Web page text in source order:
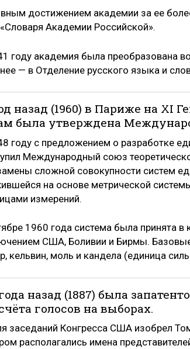
достижением академии за ее
Академии Российской».
году академия была преобразована
— в Отделение русского языка и
назад (1960) в Париже на XI
была утверждена
году с предложением о разработке
Международный союз
сложной совокупности систем
на основе метрической
измерений.
1960 года система была принята
США, Боливии и Бирмы.
кельвин, моль и кандела (единица
назад (1887) была
голосов на выборах.
заседаний Конгресса США изобрел
располагались имена